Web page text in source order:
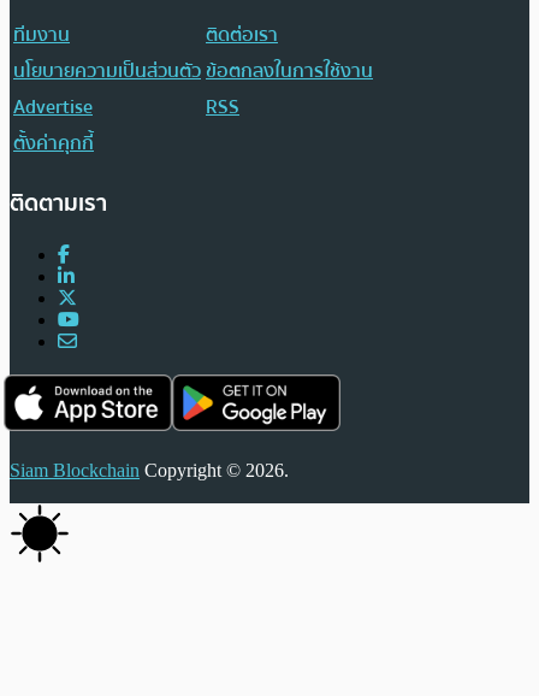
ทีมงาน
ติดต่อเรา
นโยบายความเป็นส่วนตัวข้อตกลงในการใช้งาน
Advertise
RSS
ตั้งค่าคุกกี้
ติดตามเรา
Siam Blockchain Copyright © 2026.